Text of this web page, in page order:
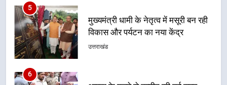
6
आपदा के मलबे से उम्मीद की नई सुबह,
मुख्यमंत्री धामी ने ₹33 करोड़ के विकास
और राहत कार्यों से धराली को फिर खड़ा
उत्तराखंड
7